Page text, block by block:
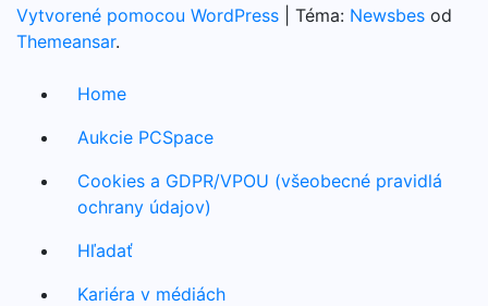
Vytvorené pomocou WordPress Téma: Newsbes od
Themeansar.
Home
Aukcie PCSpace
Cookies a GDPR/VPOU (všeobecné pravidlá
ochrany údajov)
Hľadať
Kariéra v médiách